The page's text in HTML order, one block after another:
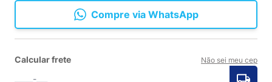
Compre via WhatsApp
Calcular frete Não sei meu cep